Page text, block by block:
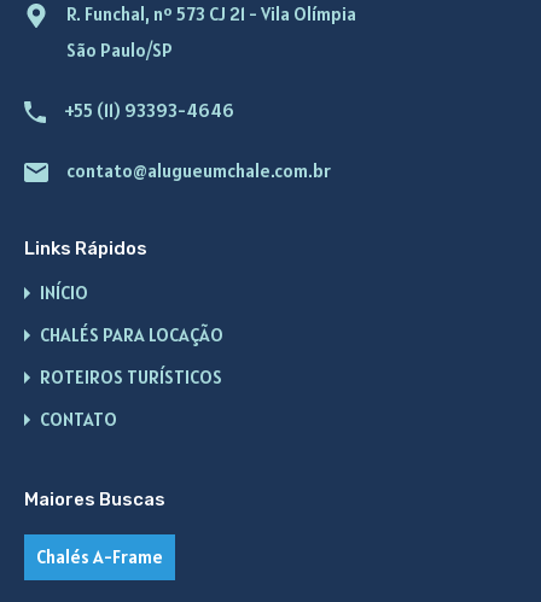
R. Funchal, nº 573 CJ 21 - Vila Olímpia
São Paulo/SP
+55 (11) 93393-4646
contato@alugueumchale.com.br
Links Rápidos
INÍCIO
CHALÉS PARA LOCAÇÃO
ROTEIROS TURÍSTICOS
CONTATO
Maiores Buscas
Chalés A-Frame